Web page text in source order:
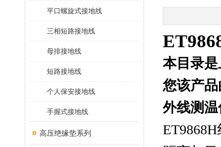
平口螺旋式接地线
三相短路接地线
母排接地线
短路接地线
个人保安接地线
手握式接地线
高压绝缘垫系列
本目录
您该产
外线测